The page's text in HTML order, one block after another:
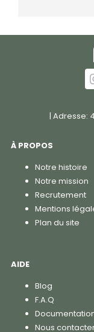
| Adresse:
À PROPOS
Notre histoire
Notre mission
Recrutement
Mentions
Plan du site
AIDE
Blog
F.A.Q
Nous